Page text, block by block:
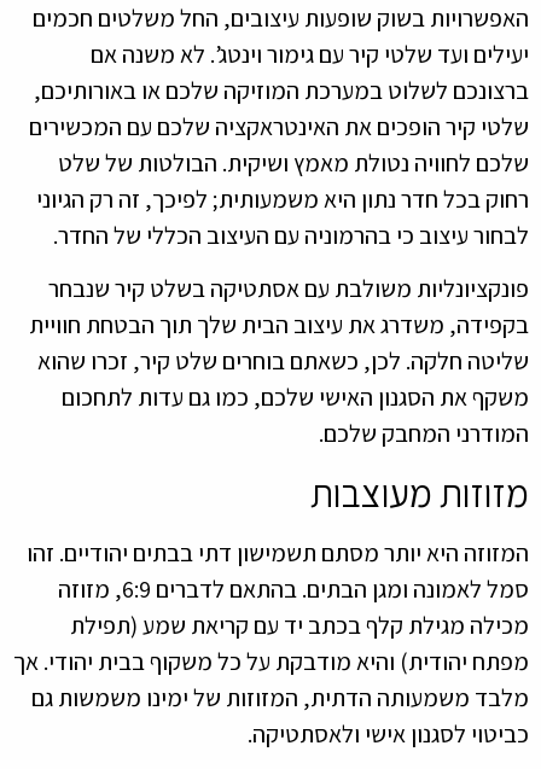
האפשרויות בשוק שופעות עיצובים, החל משלטים חכמים
יעילים ועד שלטי קיר עם גימור וינטג’. לא משנה אם
ברצונכם לשלוט במערכת המוזיקה שלכם או באורותיכם,
שלטי קיר הופכים את האינטראקציה שלכם עם המכשירים
שלכם לחוויה נטולת מאמץ ושיקית. הבולטות של שלט
רחוק בכל חדר נתון היא משמעותית; לפיכך, זה רק הגיוני
לבחור עיצוב כי בהרמוניה עם העיצוב הכללי של החדר.
פונקציונליות משולבת עם אסתטיקה בשלט קיר שנבחר
בקפידה, משדרג את עיצוב הבית שלך תוך הבטחת חוויית
שליטה חלקה. לכן, כשאתם בוחרים שלט קיר, זכרו שהוא
משקף את הסגנון האישי שלכם, כמו גם עדות לתחכום
המודרני המחבק שלכם.
מזוזות מעוצבות
המזוזה היא יותר מסתם תשמישון דתי בבתים יהודיים. זהו
סמל לאמונה ומגן הבתים. בהתאם לדברים 6:9, מזוזה
מכילה מגילת קלף בכתב יד עם קריאת שמע (תפילת
מפתח יהודית) והיא מודבקת על כל משקוף בבית יהודי. אך
מלבד משמעותה הדתית, המזוזות של ימינו משמשות גם
כביטוי לסגנון אישי ולאסתטיקה.